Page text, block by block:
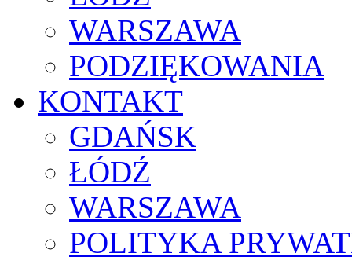
WARSZAWA
PODZIĘKOWANIA
KONTAKT
GDAŃSK
ŁÓDŹ
WARSZAWA
POLITYKA